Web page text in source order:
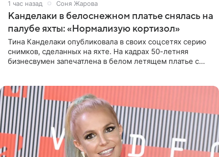
1 час назад Соня Жарова
Канделаки в белоснежном платье снялась на
палубе яхты: «Нормализую кортизол»
Тина Канделаки опубликовала в своих соцсетях серию
снимков, сделанных на яхте. На кадрах 50-летняя
бизнесвумен запечатлена в белом летящем платье с